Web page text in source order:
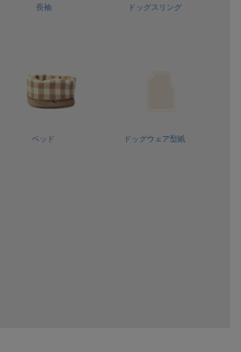
長袖 ドッグスリング
ベッド ドッグウェア型紙